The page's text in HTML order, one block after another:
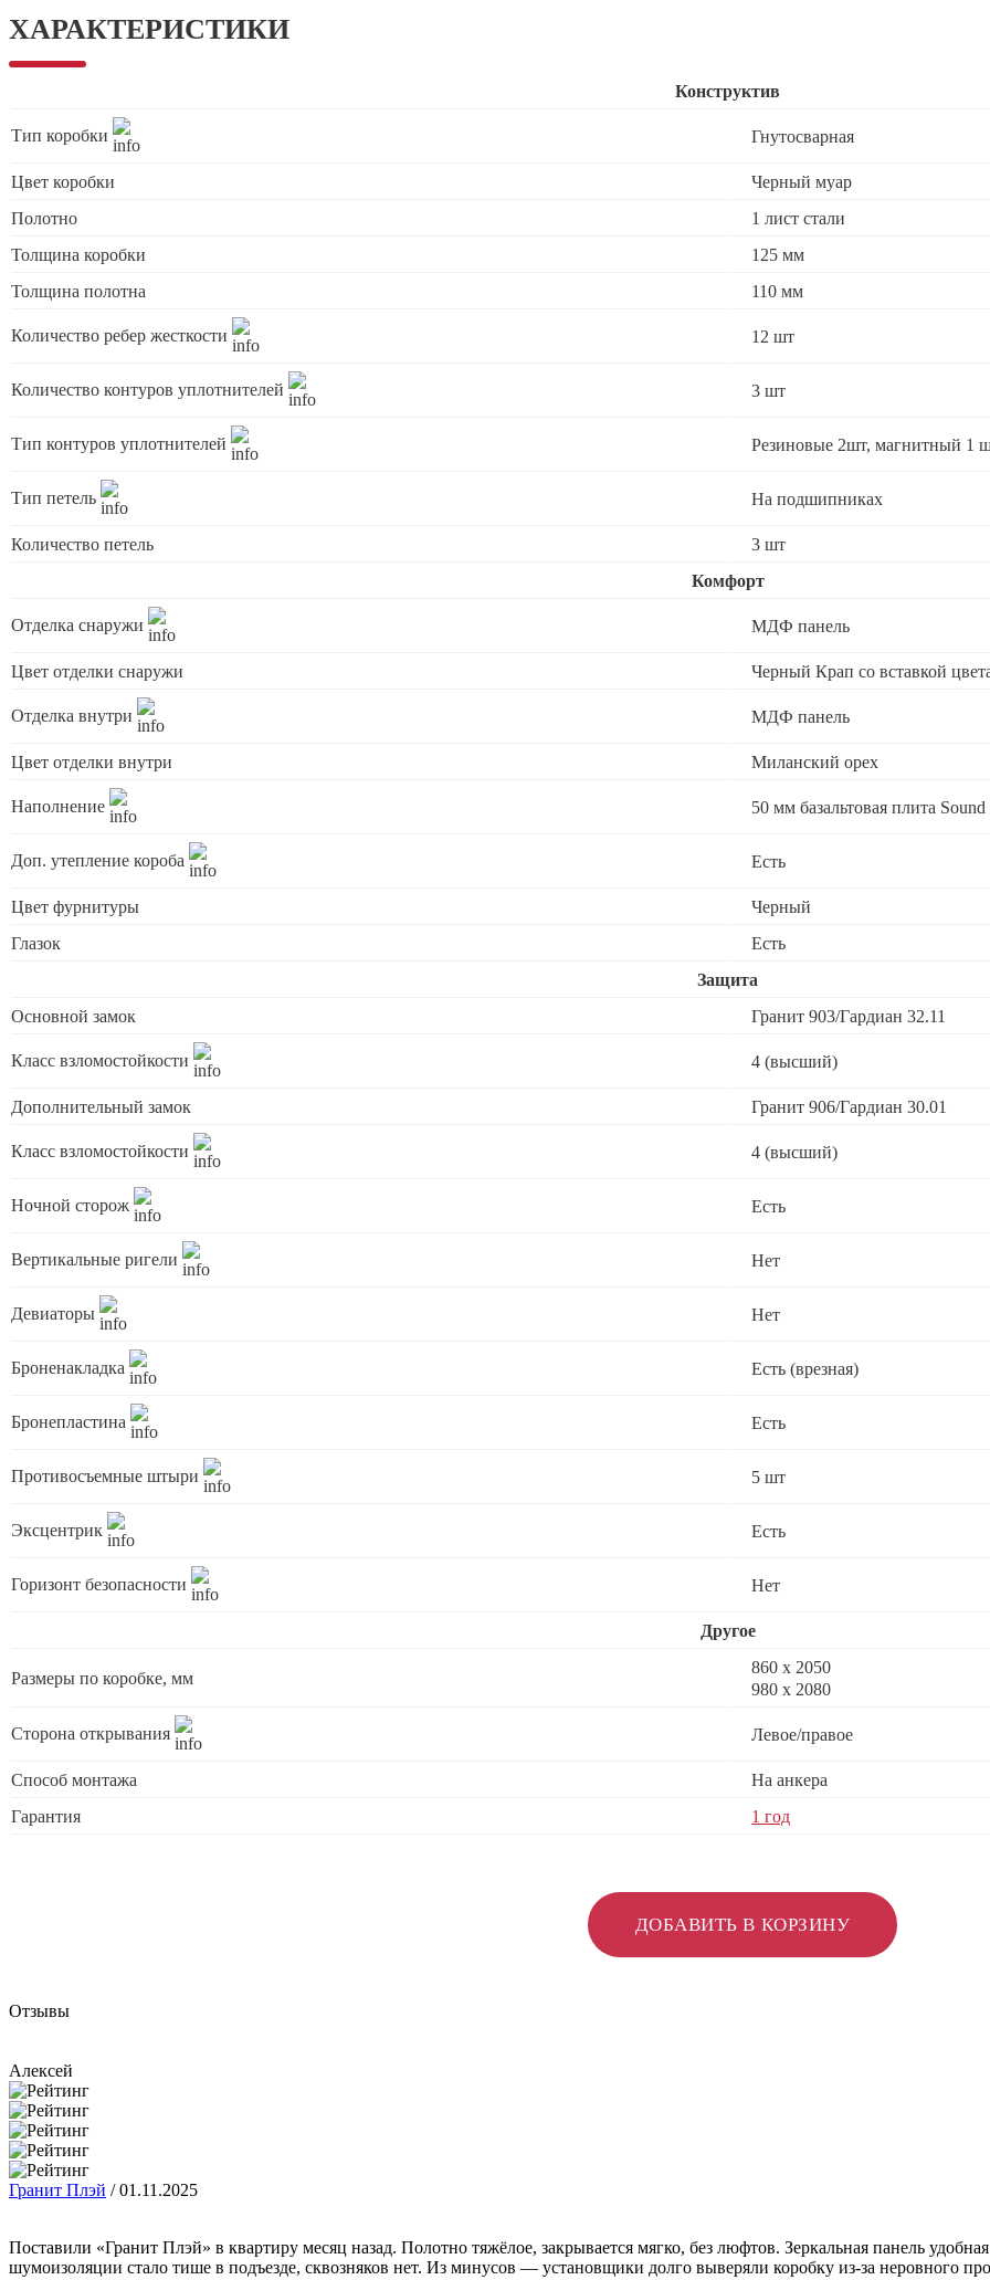
ХАРАКТЕРИСТИКИ
Конструктив
Тип коробки Гнутосварная
Цвет коробки
Черный муар
Полотно
1 лист стали
Толщина коробки
125 мм
Толщина полотна
110 мм
Количество ребер жесткости 12 шт
Количество контуров уплотнителей 3 шт
Тип контуров уплотнителей Резиновые 2шт, магнитный 1
Тип петель На подшипниках
Количество петель
3 шт
Комфорт
Отделка снаружи МДФ панель
Цвет отделки снаружи Черный Крап со вставкой
Отделка внутри МДФ панель
Цвет отделки внутри Миланский орех
Наполнение 50 мм базальтовая плита
Доп. утепление короба Есть
Цвет фурнитуры
Черный
Глазок
Есть
Защита
Основной замок
Гранит 903/Гардиан 32.11
Класс взломостойкости 4 (высший)
Дополнительный замок Гранит 906/Гардиан 30.01
Класс взломостойкости 4 (высший)
Ночной сторож Есть
Вертикальные ригели Нет
Девиаторы Нет
Броненакладка Есть (врезная)
Бронепластина Есть
Противосъемные штыри 5 шт
Эксцентрик Есть
Горизонт безопасности Нет
Другое
Размеры по коробке, мм
860 х 2050
980 x 2080
Сторона открывания Левое/правое
Способ монтажа
На анкера
Гарантия
1 год
ДОБАВИТЬ В КОРЗИНУ
Отзывы
Алексей
Гранит Плэй /01.11.2025
Поставили «Гранит Плэй» в квартиру месяц назад. Полотно тяжёлое, закрывается мягко, без люфтов. Зеркальная панель
шумоизоляции стало тише в подъезде, сквозняков нет. Из минусов — установщики долго выверяли коробку из-за неровного